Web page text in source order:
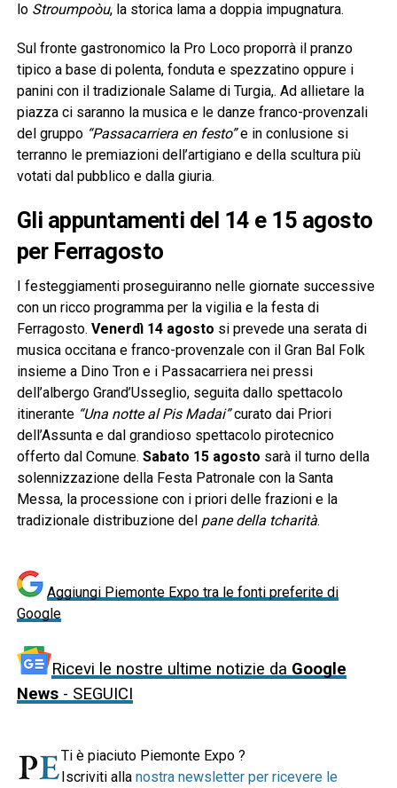
lo Stroumpoòu, la storica lama a doppia impugnatura.
Sul fronte gastronomico la Pro Loco proporrà il pranzo
tipico a base di polenta, fonduta e spezzatino oppure i
panini con il tradizionale Salame di Turgia,. Ad allietare la
piazza ci saranno la musica e le danze franco-provenzali
del gruppo “Passacarriera en festo”e in conlusione si
terranno le premiazioni dell’artigiano e della scultura più
votati dal pubblico e dalla giuria.
Gli appuntamenti del 14 e 15 agosto
per Ferragosto
I festeggiamenti proseguiranno nelle giornate successive
con un ricco programma per la vigilia e la festa di
Ferragosto. Venerdì 14 agosto si prevede una serata di
musica occitana e franco-provenzale con il Gran Bal Folk
insieme a Dino Tron e i Passacarriera nei pressi
dell’albergo Grand’Usseglio, seguita dallo spettacolo
itinerante “Una notte al Pis Madai”curato dai Priori
dell’Assunta e dal grandioso spettacolo pirotecnico
offerto dal Comune. Sabato 15 agosto sarà il turno della
solennizzazione della Festa Patronale con la Santa
Messa, la processione con i priori delle frazioni e la
tradizionale distribuzione del pane della tcharità.
Aggiungi Piemonte Expo tra le fonti preferite di
Google
Ricevi le nostre ultime notizie da Google
News- SEGUICI
Ti è piaciuto Piemonte Expo ?
Iscriviti alla nostra newsletter per ricevere le